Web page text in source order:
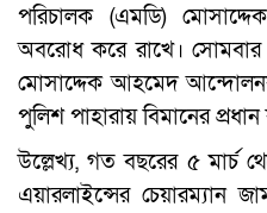
পরিচালক (এমডি)
অবরোধ করে রাখে। সোমবার
মোসাদ্দেক আহমেদ
পুলিশ পাহারায় বিমানের
উল্লেখ্য, গত বছরের ৫ মার্চ
এয়ারলাইন্সের চেয়ারম্যান